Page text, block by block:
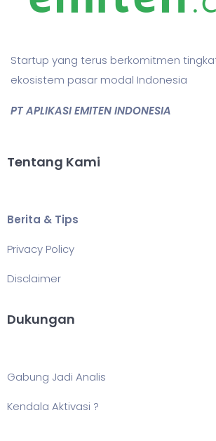
Startup yang terus berkomitmen
ekosistem pasar modal Indonesia
PT APLIKASI EMITEN INDONESIA
Tentang Kami
Berita & Tips
Privacy Policy
Disclaimer
Dukungan
Gabung Jadi Analis
Kendala Aktivasi ?